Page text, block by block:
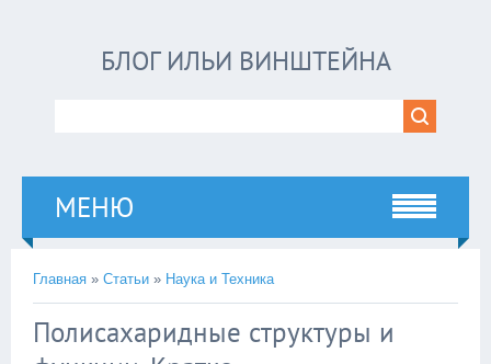
БЛОГ ИЛЬИ ВИНШТЕЙНА
МЕНЮ
Главная » Статьи » Наука и Техника
Полисахаридные структуры и